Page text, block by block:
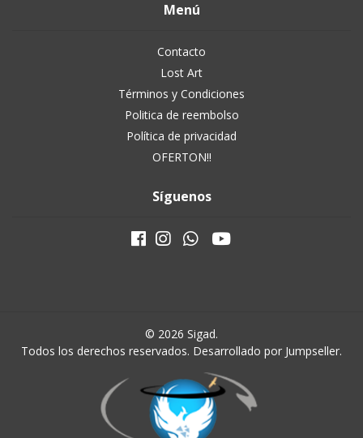
Menú
Contacto
Lost Art
Términos y Condiciones
Politica de reembolso
Política de privacidad
OFERTON!!
Síguenos
© 2026 Sigad.
Todos los derechos reservados. Desarrollado por Jumpseller.